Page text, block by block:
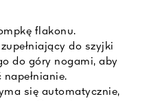
flakonu.
do szyjki
do góry nogami, aby
napełnianie.
się automatycznie,